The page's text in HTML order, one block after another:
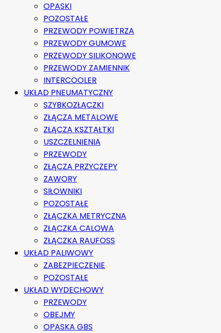
OPASKI
POZOSTAŁE
PRZEWODY POWIETRZA
PRZEWODY GUMOWE
PRZEWODY SILIKONOWE
PRZEWODY ZAMIENNIK
INTERCOOLER
UKŁAD PNEUMATYCZNY
SZYBKOZŁĄCZKI
ZŁĄCZA METALOWE
ZŁĄCZA KSZTAŁTKI
USZCZELNIENIA
PRZEWODY
ZŁĄCZA PRZYCZEPY
ZAWORY
SIŁOWNIKI
POZOSTAŁE
ZŁĄCZKA METRYCZNA
ZŁĄCZKA CALOWA
ZŁĄCZKA RAUFOSS
UKŁAD PALIWOWY
ZABEZPIECZENIE
POZOSTAŁE
UKŁAD WYDECHOWY
PRZEWODY
OBEJMY
OPASKA GBS